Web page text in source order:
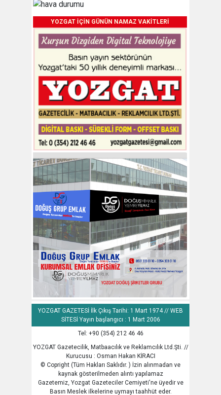
YOZGAT İÇİN GÜNÜN NAMAZ VAKİTLERİ
YOZGAT GAZETESİ İlk Çıkış Tarihi: 1 Mart 1974 // WEB
SİTESİ Yayın başlangıcı : 1 Mart 2006
Tel: +90 (354) 212 46 46
YOZGAT Gazetecilik, Matbaacılık ve Reklamcılık Ltd.Şti. //
Kurucusu : Osman Hakan KİRACI
© Copright (Tüm Hakları Saklıdır. ) İzin alınmadan ve
kaynak gösterilmeden alıntı yapılamaz
Gazetemiz, Yozgat Gazeteciler Cemiyeti'ne üyedir ve
Basın Meslek ilkelerine uymayı taahhüt eder.